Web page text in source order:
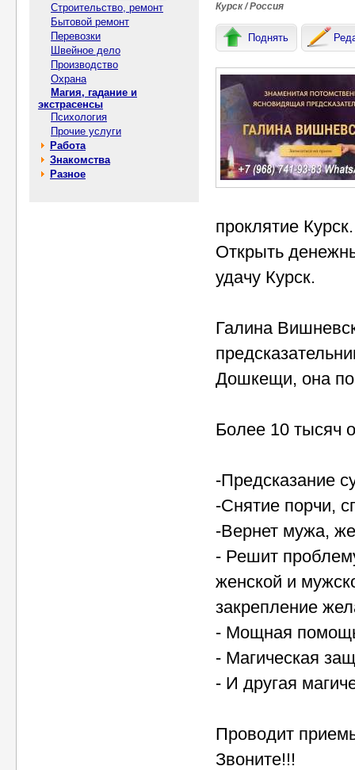
Строительство, ремонт
Бытовой ремонт
Перевозки
Швейное дело
Производство
Охрана
Магия, гадание и
экстрасенсы
Психология
Прочие услуги
Работа
Знакомства
Разное
Курск / Россия
Поднять
проклятие
Открыть
удачу Курск.
Галина
Дошкещи, она
Более 10 тысяч
-Предсказание
-Снятие порчи,
-Вернет мужа,
- Решит
женской и
закрепление
- Мощная
- Магическая
- И другая
Проводит
Звоните!!!